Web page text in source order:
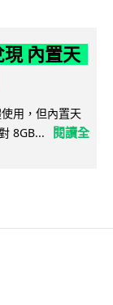
內置天
用，但內置天
8GB...
閱讀全